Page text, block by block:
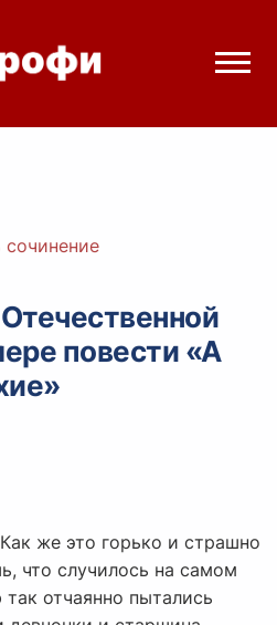
сочинение
повести «А
же это горько и страшно
что случилось на самом
отчаянно пытались